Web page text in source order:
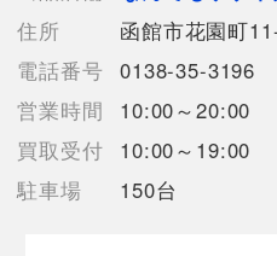
【使用予定配送業者】佐川急便
【こちらの商品は在庫連動シス
ョップと併売を行なっております
タイミングによりシステムの反
う場合がございます。
売切れの場合は、ご購入をキャ
います。】
住所
函館市花園町
電話番号 0138-35-3196
営業時間
10:00～20:00
買取受付
10:00～19:00
駐車場
150台